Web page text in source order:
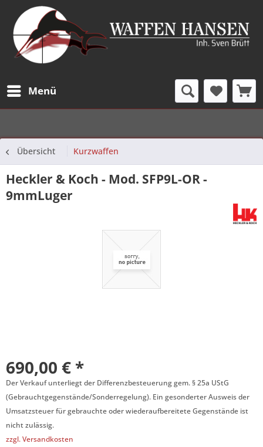
Menü
Übersicht Kurzwaffen
Heckler & Koch - Mod. SFP9L-OR -
9mmLuger
690,00 € *
Der Verkauf unterliegt der Differenzbesteuerung gem. § 25a UStG
(Gebrauchtgegenstände/Sonderregelung). Ein gesonderter Ausweis der
Umsatzsteuer für gebrauchte oder wiederaufbereitete Gegenstände ist
nicht zulässig.
zzgl. Versandkosten